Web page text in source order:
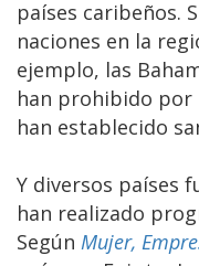
países caribeños.
naciones en la
ejemplo, las
han prohibido
han establecido
Y diversos países
han realizado
Según Mujer,